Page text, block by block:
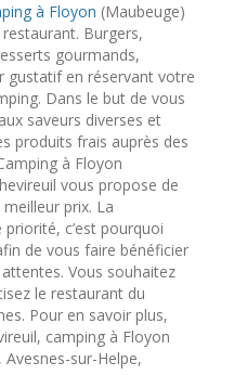
à Floyon (Maubeuge)
Burgers,
gourmands,
gustatif en réservant votre
Dans le but de vous
saveurs diverses et
produits frais auprès des
à Floyon
vous propose de
prix. La
c’est pourquoi
de vous faire bénéficier
Vous souhaitez
le restaurant du
Pour en savoir plus,
camping à Floyon
sur-Helpe,